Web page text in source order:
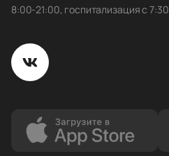
8:00-21:00, госпитализация с 7:30